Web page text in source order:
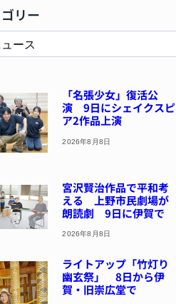
リー
「名張少女」復活公
演 9日にシェイクスピ
ア2作品上演
2026年8月8日
宮沢賢治作品で平和考
える 上野市民劇場が
朗読劇 9日に伊賀で
2026年8月8日
ライトアップ「竹灯り
幽玄祭」 8日から伊
賀・旧崇広堂で